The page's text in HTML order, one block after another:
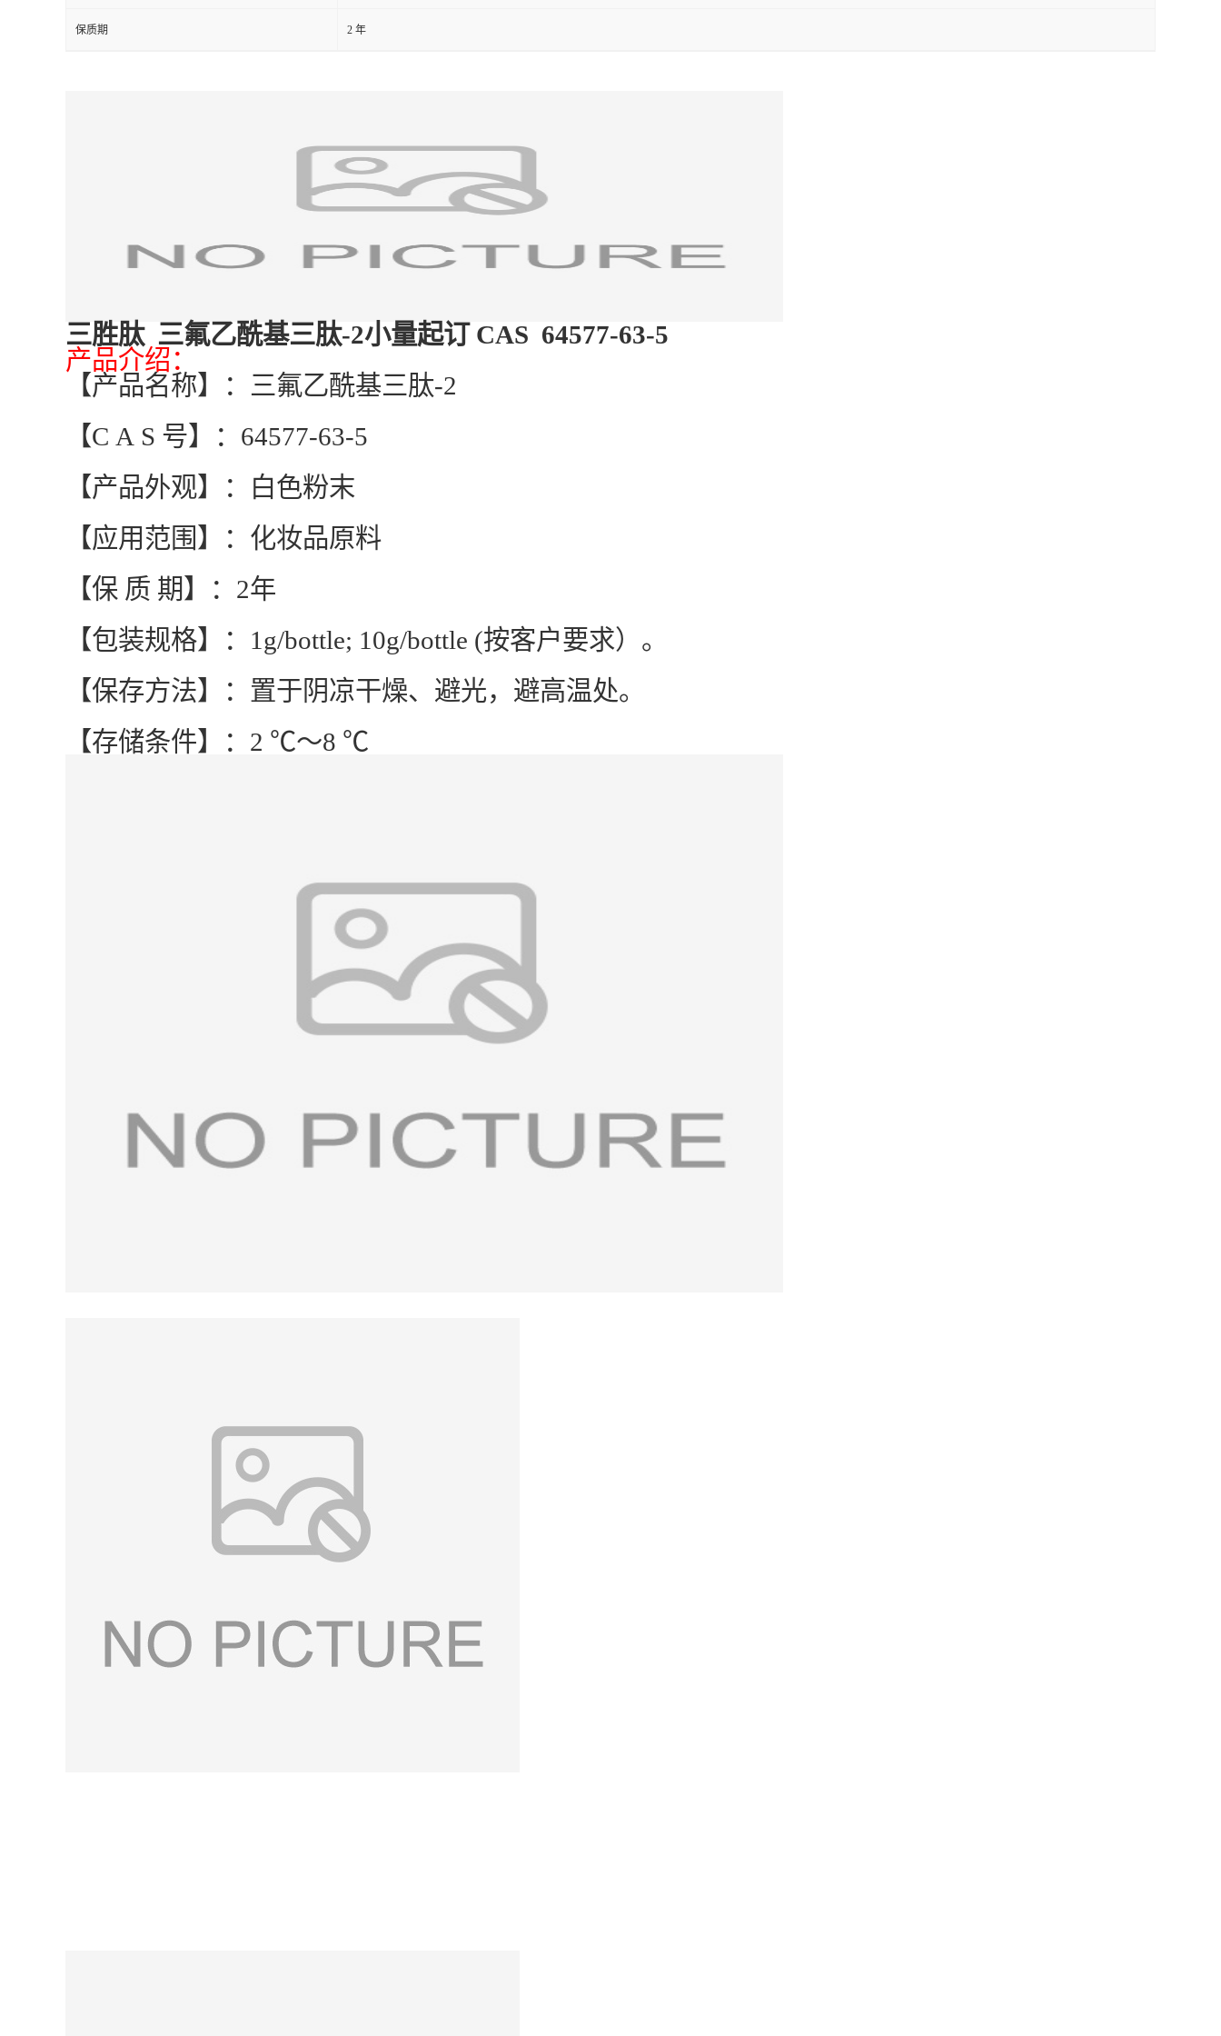
保质期 2 年
三胜肽 三氟乙酰基三肽-2小量起订 CAS 64577-63-5
产品介绍：
【产品名称】：三氟乙酰基三肽-2
【C A S 号】：64577-63-5
【产品外观】：白色粉末
【应用范围】：化妆品原料
【保 质 期】：2年
【包装规格】：1g/bottle; 10g/bottle (按客户要求）。
【保存方法】：置于阴凉干燥、避光，避高温处。
【存储条件】：2 ℃～8 ℃